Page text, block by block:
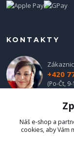
KONTAKTY
+420
(Po-Čt,
Náš e-shop a
cookies, aby Vám